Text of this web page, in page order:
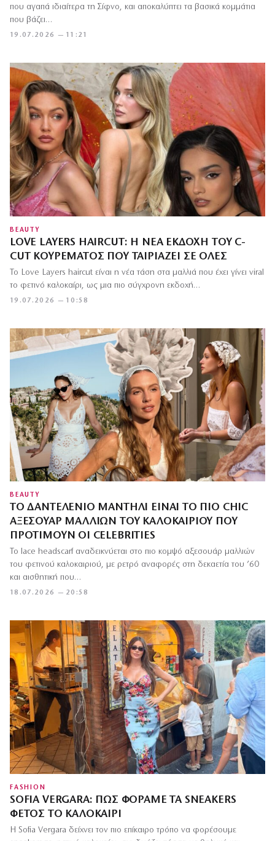
19.07.2026 — 11:21
που αγαπά ιδιαίτερα τη Σίφνο, και αποκαλύπτει τα βασικά κομμάτια
που βάζει…
BEAUTY
LOVE LAYERS HAIRCUT: Η ΝΈΑ ΕΚΔΟΧΉ ΤΟΥ C-
CUT ΚΟΥΡΈΜΑΤΟΣ ΠΟΥ ΤΑΙΡΙΆΖΕΙ ΣΕ ΌΛΕΣ
19.07.2026 — 10:58
Το Love Layers haircut είναι η νέα τάση στα μαλλιά που έχει γίνει viral
το φετινό καλοκαίρι, ως μια πιο σύγχρονη εκδοχή…
BEAUTY
ΤΟ ΔΑΝΤΕΛΈΝΙΟ ΜΑΝΤΉΛΙ ΕΊΝΑΙ ΤΟ ΠΙΟ CHIC
ΑΞΕΣΟΥΆΡ ΜΑΛΛΙΏΝ ΤΟΥ ΚΑΛΟΚΑΙΡΙΟΎ ΠΟΥ
ΠΡΟΤΙΜΟΎΝ ΟΙ CELEBRITIES
18.07.2026 — 20:58
Το lace headscarf αναδεικνύεται στο πιο κομψό αξεσουάρ μαλλιών
του φετινού καλοκαιριού, με ρετρό αναφορές στη δεκαετία του ’60
και αισθητική που…
FASHION
SOFIA VERGARA: ΠΏΣ ΦΟΡΆΜΕ ΤΑ SNEAKERS
ΦΈΤΟΣ ΤΟ ΚΑΛΟΚΑΊΡΙ
Η Sofia Vergara δείχνει τον πιο επίκαιρο τρόπο να φορέσουμε